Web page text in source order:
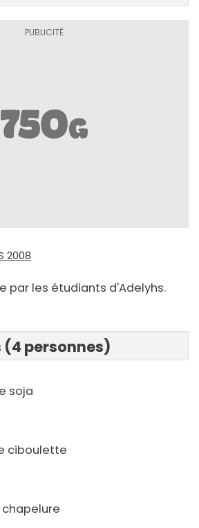
2008
par les étudiants d'Adelyhs.
personnes)
soja
ciboulette
chapelure